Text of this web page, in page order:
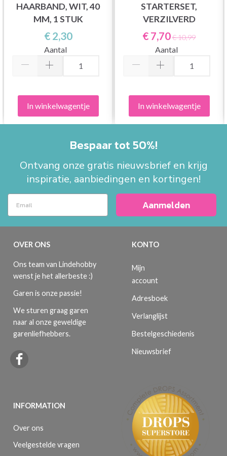
HAARBAND, WIT, 40
MM, 1 STUK
€ 2,30
Aantal
In winkelwagentje
STARTERSET,
VERZILVERD
€ 7,70€ 10,99
Aantal
In winkelwagentje
Bespaar tot 50%!
Ontvang onze gratis nieuwsbrief en krijg
inspiratie, aanbiedingen en kortingen!
Aanmelden
OVER ONS
Ons team van Lindehobby
wenst je het allerbeste :)
Garen is onze passie!
We sturen graag garen
naar al onze geweldige
garenliefhebbers.
INFORMATION
Over ons
Veelgestelde vragen
KONTO
Mijn
account
Adresboek
Verlanglijst
Bestelgeschiedenis
Nieuwsbrief